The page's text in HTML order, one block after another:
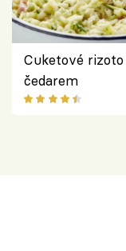
Cuketové rizoto
čedarem